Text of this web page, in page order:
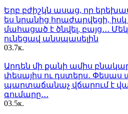
Երբ բժիշկն ասաց, որ
ես նրանից հրաժարվեցի,
մահացած է ծնվել, բայց․․․
ունեցավ անսպասելին
03.7к.
Արդեն մի քանի ամիս
փեսայիս ու դստերս․ Փեսաս
պարտաճանաչ վճարում է
գումարը․․․
03.5к.